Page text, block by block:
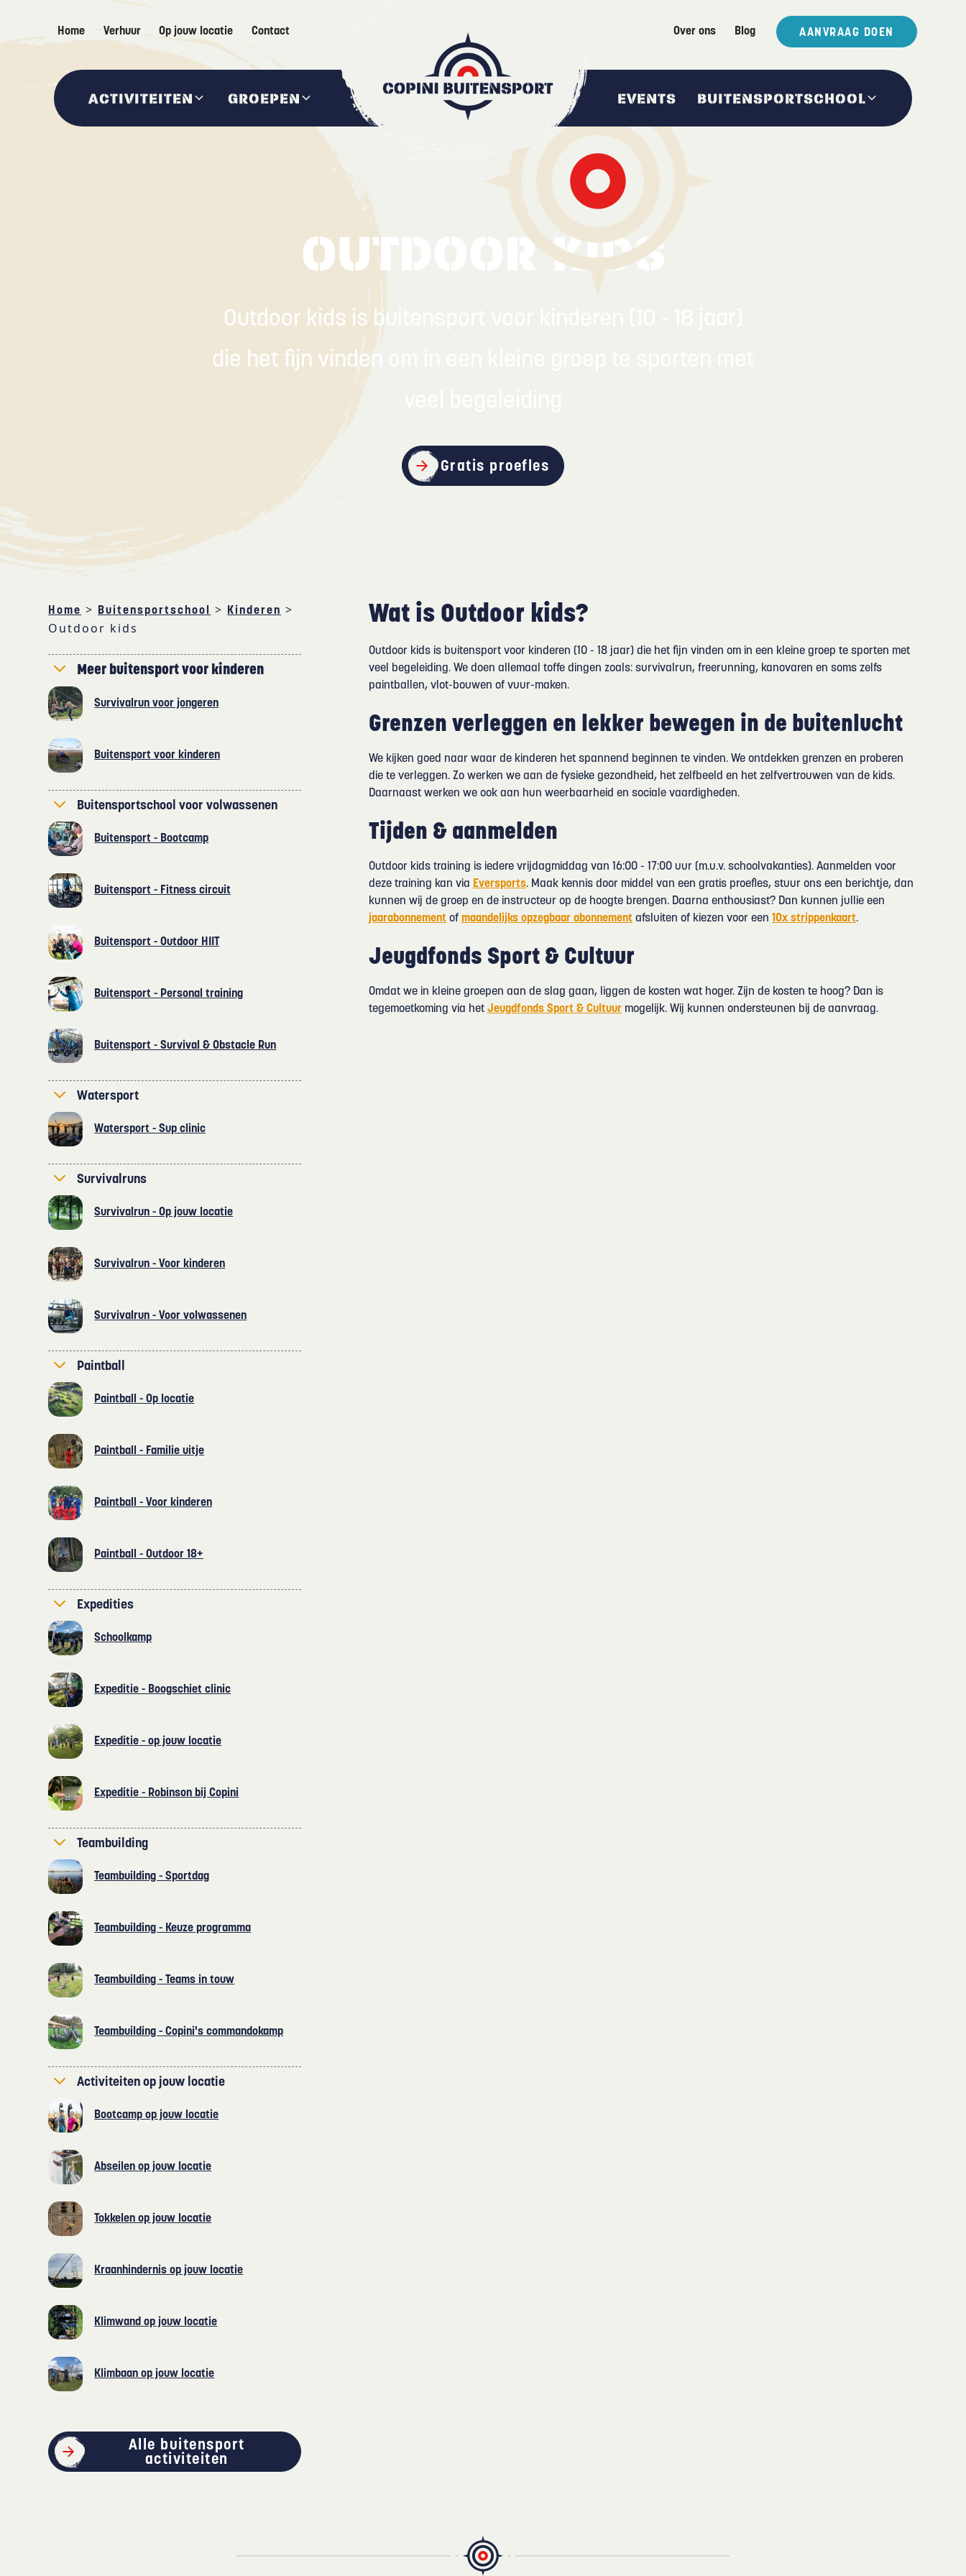
Home Verhuur Op jouw locatie Contact Over ons Blog AANVRAAG DOEN
ACTIVITEITEN GROEPEN EVENTS BUITENSPORTSCHOOL
OUTDOOR KIDS
Outdoor kids is buitensport voor kinderen (10 - 18 jaar)
die het fijn vinden om in een kleine groep te sporten met
Gratis proefles
Home > Buitensportschool > Kinderen >
Outdoor kids
Meer buitensport voor kinderen
Survivalrun voor jongeren
Buitensport voor kinderen
Buitensportschool voor volwassenen
Buitensport - Bootcamp
Buitensport - Fitness circuit
Buitensport - Outdoor HIIT
Buitensport - Personal training
Buitensport - Survival & Obstacle Run
Watersport
Watersport - Sup clinic
Survivalruns
Survivalrun - Op jouw locatie
Survivalrun - Voor kinderen
Survivalrun - Voor volwassenen
Paintball
Paintball - Op locatie
Paintball - Familie uitje
Paintball - Voor kinderen
Paintball - Outdoor 18+
Expedities
Schoolkamp
Expeditie - Boogschiet clinic
Expeditie - op jouw locatie
Expeditie - Robinson bij Copini
Teambuilding
Teambuilding - Sportdag
Teambuilding - Keuze programma
Teambuilding - Teams in touw
Teambuilding - Copini's commandokamp
Activiteiten op jouw locatie
Bootcamp op jouw locatie
Abseilen op jouw locatie
Tokkelen op jouw locatie
Kraanhindernis op jouw locatie
Klimwand op jouw locatie
Klimbaan op jouw locatie
Alle buitensport
activiteiten
Wat is Outdoor kids?
Outdoor kids is buitensport voor kinderen (10 - 18 jaar) die het fijn vinden om in een kleine groep te sporten met
veel begeleiding. We doen allemaal toffe dingen zoals: survivalrun, freerunning, kanovaren en soms zelfs
paintballen, vlot-bouwen of vuur-maken.
Grenzen verleggen en lekker bewegen in de buitenlucht
We kijken goed naar waar de kinderen het spannend beginnen te vinden. We ontdekken grenzen en proberen
die te verleggen. Zo werken we aan de fysieke gezondheid, het zelfbeeld en het zelfvertrouwen van de kids.
Daarnaast werken we ook aan hun weerbaarheid en sociale vaardigheden.
Tijden & aanmelden
Outdoor kids training is iedere vrijdagmiddag van 16:00 - 17:00 uur (m.u.v. schoolvakanties). Aanmelden voor
deze training kan via Eversports. Maak kennis door middel van een gratis proefles, stuur ons een berichtje, dan
kunnen wij de groep en de instructeur op de hoogte brengen. Daarna enthousiast? Dan kunnen jullie een
jaarabonnement ofmaandelijks opzegbaar abonnement afsluiten of kiezen voor een10x strippenkaart.
Jeugdfonds Sport & Cultuur
Omdat we in kleine groepen aan de slag gaan, liggen de kosten wat hoger. Zijn de kosten te hoog? Dan is
tegemoetkoming via hetJeugdfonds Sport & Cultuur mogelijk. Wij kunnen ondersteunen bij de aanvraag.